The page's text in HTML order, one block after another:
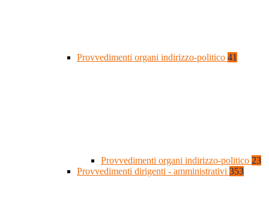
Provvedimenti organi indirizzo-politico 41
Provvedimenti organi indirizzo-politico 23
Provvedimenti dirigenti - amministrativi 353